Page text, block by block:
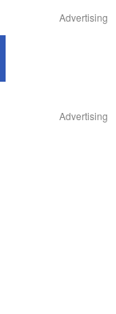
Advertising
Advertising